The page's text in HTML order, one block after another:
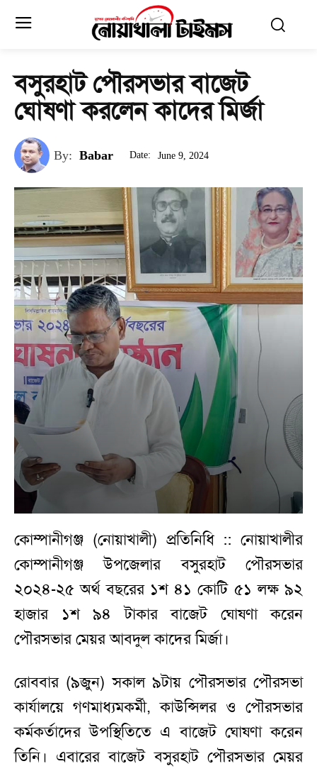
বসুরহাট পৌরসভার বাজেট
ঘোষণা করলেন কাদের মির্জা
By: Babar Date: June 9, 2024
কোম্পানীগঞ্জ (নোয়াখালী) প্রতিনিধি :: নোয়াখালীর
কোম্পানীগঞ্জ উপজেলার বসুরহাট পৌরসভার
২০২৪-২৫ অর্থ বছরের ১শ ৪১ কোটি ৫১ লক্ষ ৯২
হাজার ১শ ৯৪ টাকার বাজেট ঘোষণা করেন
পৌরসভার মেয়র আবদুল কাদের মির্জা।
রোববার (৯জুন) সকাল ৯টায় পৌরসভার পৌরসভা
কার্যালয়ে গণমাধ্যমকর্মী, কাউন্সিলর ও পৌরসভার
কর্মকর্তাদের উপস্থিতিতে এ বাজেট ঘোষণা করেন
তিনি। এবারের বাজেট বসুরহাট পৌরসভার মেয়র